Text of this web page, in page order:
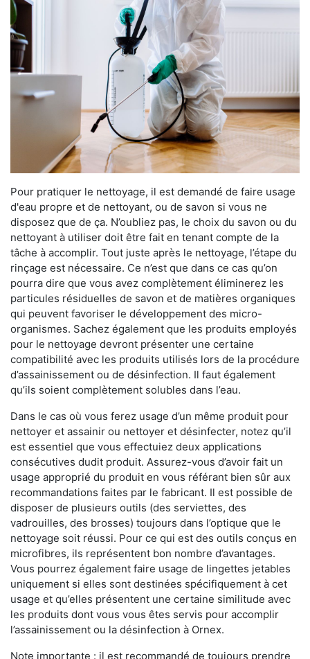
Pour pratiquer le nettoyage, il est demandé de faire usage
d'eau propre et de nettoyant, ou de savon si vous ne
disposez que de ça. N’oubliez pas, le choix du savon ou du
nettoyant à utiliser doit être fait en tenant compte de la
tâche à accomplir. Tout juste après le nettoyage, l’étape du
rinçage est nécessaire. Ce n’est que dans ce cas qu’on
pourra dire que vous avez complètement éliminerez les
particules résiduelles de savon et de matières organiques
qui peuvent favoriser le développement des micro-
organismes. Sachez également que les produits employés
pour le nettoyage devront présenter une certaine
compatibilité avec les produits utilisés lors de la procédure
d’assainissement ou de désinfection. Il faut également
qu’ils soient complètement solubles dans l’eau.
Dans le cas où vous ferez usage d’un même produit pour
nettoyer et assainir ou nettoyer et désinfecter, notez qu’il
est essentiel que vous effectuiez deux applications
consécutives dudit produit. Assurez-vous d’avoir fait un
usage approprié du produit en vous référant bien sûr aux
recommandations faites par le fabricant. Il est possible de
disposer de plusieurs outils (des serviettes, des
vadrouilles, des brosses) toujours dans l’optique que le
nettoyage soit réussi. Pour ce qui est des outils conçus en
microfibres, ils représentent bon nombre d’avantages.
Vous pourrez également faire usage de lingettes jetables
uniquement si elles sont destinées spécifiquement à cet
usage et qu’elles présentent une certaine similitude avec
les produits dont vous vous êtes servis pour accomplir
l’assainissement ou la désinfection à Ornex.
Note importante : il est recommandé de toujours prendre